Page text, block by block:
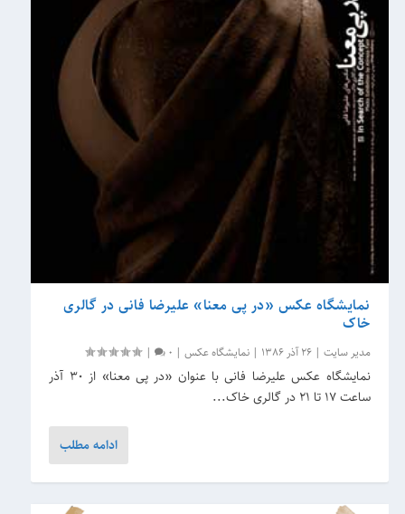
نمایشگاه عکس «در پی معنا» علیرضا فانی در گالری
خاک
مدیر سایت |26 آذر 1386 |نمایشگاه عکس |
0
|
نمایشگاه عکس علیرضا فانی با عنوان «در پی معنا» از ۳۰ آذر
ساعت ۱۷ تا ۲۱ در گالری خاک...
ادامه مطلب